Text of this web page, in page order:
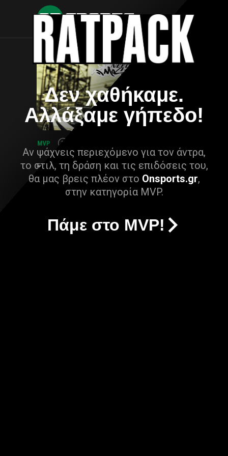
Δεν χαθήκαμε.
Αλλάξαμε γήπεδο!
Αν ψάχνεις περιεχόμενο για τον άντρα,
το στιλ, τη δράση και τις επιδόσεις του,
θα μας βρεις πλέον στο Onsports.gr,
στην κατηγορία MVP.
Πάμε στο MVP!